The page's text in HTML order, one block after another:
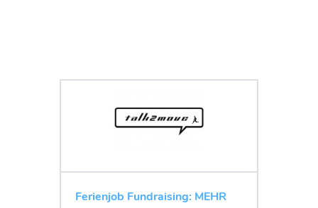
Ferienjob Fundraising: MEHR